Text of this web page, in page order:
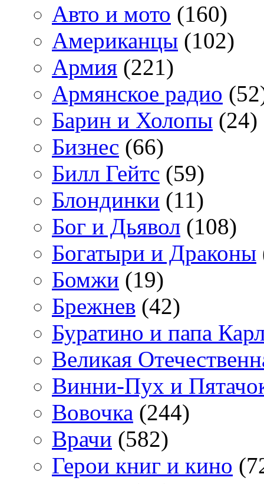
Авто и мото (160)
Американцы (102)
Армия (221)
Армянское радио
Барин и Холопы (24)
Бизнес (66)
Билл Гейтс (59)
Блондинки (11)
Бог и Дьявол (108)
Богатыри и Драконы
Бомжи (19)
Брежнев (42)
Буратино и папа
Великая
Винни-Пух и
Вовочка (244)
Врачи (582)
Герои книг и кино